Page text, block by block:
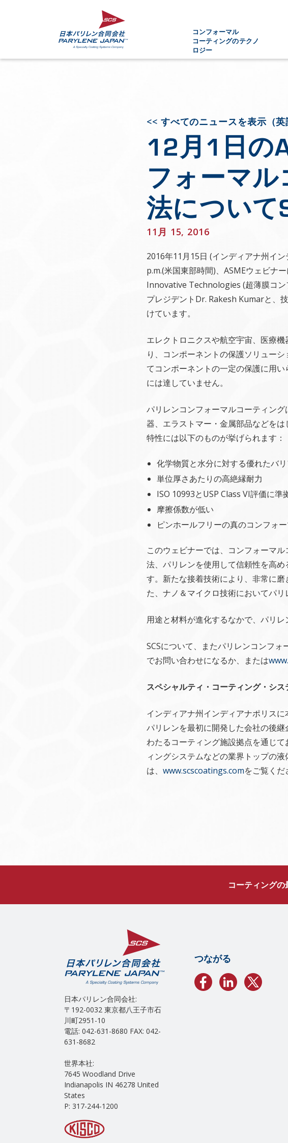
コンフォーマル
コーティングのテクノ
ロジー
<< すべてのニュースを表示（英
12月1日の
フォーマ
法について
11月 15, 2016
2016年11月15日 (インディアナ州イ
p.m.(米国東部時間)、ASMEウェビ
Innovative Technologies (超薄膜コン
プレジデントDr. Rakesh Kumarと、
けています。
エレクトロニクスや航空宇宙、医療
り、コンポーネントの保護ソリュー
てコンポーネントの一定の保護に用
には達していません。
パリレンコンフォーマルコーティン
器、エラストマー・金属部品などを
特性には以下のものが挙げられます：
化学物質と水分に対する優れたバ
単位厚さあたりの高絶縁耐力
ISO 10993とUSP Class VI評価に
摩擦係数が低い
ピンホールフリーの真のコンフォ
このウェビナーでは、コンフォーマ
法、パリレンを使用して信頼性を高
す。新たな接着技術により、非常に
た、ナノ＆マイクロ技術においてパリ
用途と材料が進化するなかで、パリ
SCSについて、またパリレンコンフ
でお問い合わせになるか、または
スペシャルティ・コーティング・シス
インディアナ州インディアナポリス
パリレンを最初に開発した会社の後
わたるコーティング施設拠点を通じ
ィングシステムなどの業界トップの
は、 www.scscoatings.comをご覧くだ
コーティングの
日本パリレン合同会社:
〒192-0032 東京都八王子市石
川町2951-10
電話: 042-631-8680 FAX: 042-
631-8682
世界本社:
7645 Woodland Drive
Indianapolis IN 46278 United
States
P: 317-244-1200
つながる